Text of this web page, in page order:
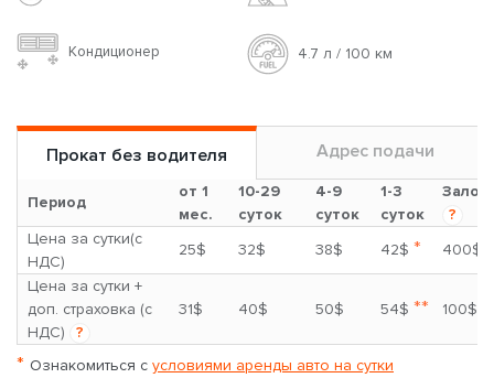
Кондиционер 4.7 л / 100 км
Прокат без водителя Адрес подачи
Период
от 1
мес.
10-29
суток
4-9
суток
1-3
суток
Залог
?
Цена за сутки(с
НДС)
25$ 32$ 38$ 42$ *
400$
Цена за сутки +
доп. страховка (с
НДС)
?
31$ 40$ 50$ 54$ ** 100$
* Ознакомиться с условиями аренды авто на сутки